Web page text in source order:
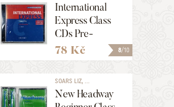
8/10
International
Express Class
CDs Pre-
intermediate
78 Kč
SOARS LIZ, ...
New Headway